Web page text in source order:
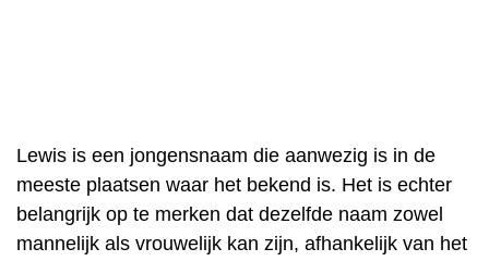
Lewis is een jongensnaam die aanwezig is in de
meeste plaatsen waar het bekend is. Het is echter
belangrijk op te merken dat dezelfde naam zowel
mannelijk als vrouwelijk kan zijn, afhankelijk van het